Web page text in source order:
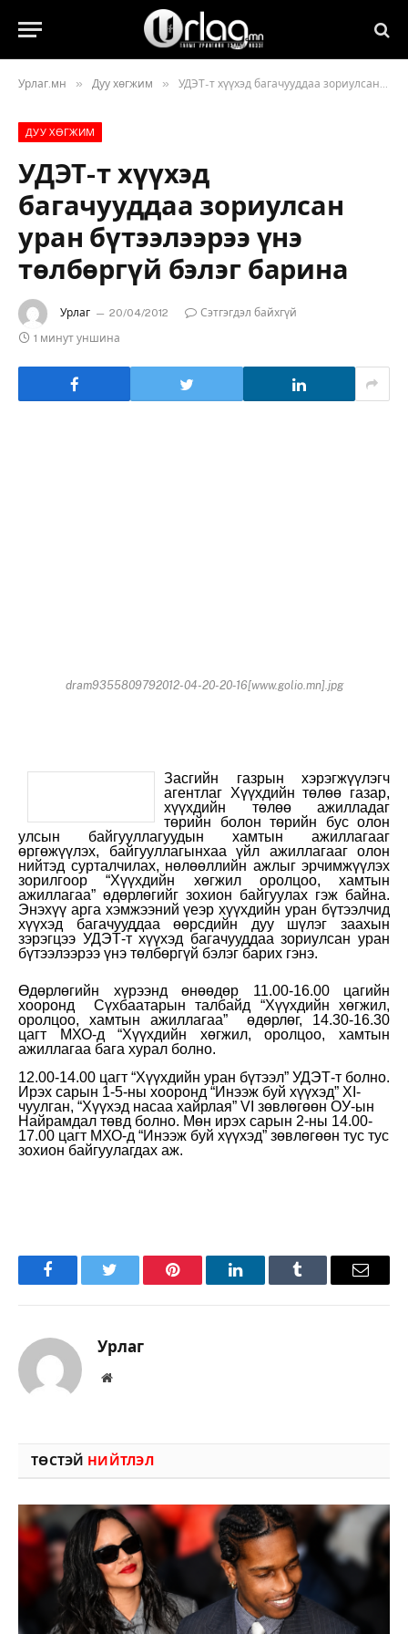
Урлаг.мн » Дуу хөгжим » УДЭТ-т хүүхэд багачууддаа зориулсан уран бүтээлээрээ үнэ төлбөргүй бэлэг барина
ДУУ ХӨГЖИМ
УДЭТ-т хүүхэд
багачууддаа зориулсан
уран бүтээлээрээ үнэ
төлбөргүй бэлэг барина
Урлаг 20/04/2012
Сэтгэгдэл байхгүй
1 минут уншина
dram9355809792012-04-20-20-16[www.golio.mn].jpg
Засгийн газрын хэрэгжүүлэгч
агентлаг Хүүхдийн төлөө газар,
хүүхдийн төлөө ажилладаг
төрийн болон төрийн бус олон
улсын байгууллагуудын хамтын ажиллагааг
өргөжүүлэх, байгууллагынхаа үйл ажиллагааг олон
нийтэд сурталчилах, нөлөөллийн ажлыг эрчимжүүлэх
зорилгоор “Хүүхдийн хөгжил оролцоо, хамтын
ажиллагаа” өдөрлөгийг зохион байгуулах гэж байна.
Энэхүү арга хэмжээний үеэр хүүхдийн уран бүтээлчид
хүүхэд багачууддаа өөрсдийн дуу шүлэг заахын
зэрэгцээ УДЭТ-т хүүхэд багачууддаа зориулсан уран
бүтээлээрээ үнэ төлбөргүй бэлэг барих гэнэ.
Өдөрлөгийн хүрээнд өнөөдөр 11.00-16.00 цагийн
хооронд Сүхбаатарын талбайд “Хүүхдийн хөгжил,
оролцоо, хамтын ажиллагаа” өдөрлөг, 14.30-16.30
цагт МХО-д “Хүүхдийн хөгжил, оролцоо, хамтын
ажиллагаа бага хурал болно.
12.00-14.00 цагт “Хүүхдийн уран бүтээл” УДЭТ-т болно.
Ирэх сарын 1-5-ны хооронд “Инээж буй хүүхэд” XI-
чуулган, “Хүүхэд насаа хайрлая” VI зөвлөгөөн ОУ-ын
Найрамдал төвд болно. Мөн ирэх сарын 2-ны 14.00-
17.00 цагт МХО-д “Инээж буй хүүхэд” зөвлөгөөн тус тус
зохион байгуулагдах аж.
FacebookTwitter Pinterest LinkedInTumblr Имэйл
Урлаг
Вэбсайт
ТӨСТЭЙ НИЙТЛЭЛ